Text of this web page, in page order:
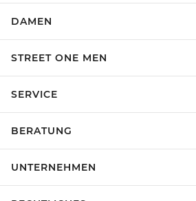
DAMEN
STREET ONE MEN
SERVICE
BERATUNG
UNTERNEHMEN